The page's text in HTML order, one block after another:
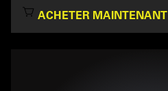
ACHETER MAINTENANT